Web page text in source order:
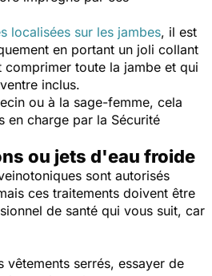
localisées sur les jambes, il est
en portant un joli collant
toute la jambe et qui
inclus.
ou à la sage-femme, cela
en charge par la Sécurité
ou jets d'eau froide
sont autorisés
ces traitements doivent être
de santé qui vous suit, car
vêtements serrés, essayer de